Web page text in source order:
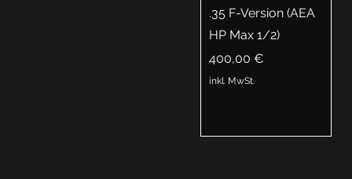
.35 F-Version (AEA
HP Max 1/2)
Preis
400,00 €
inkl. MwSt.